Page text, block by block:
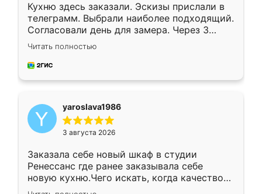
Кухню здесь заказали. Эскизы прислали в
телеграмм. Выбрали наиболее подходящий.
Согласовали день для замера. Через 3
недели кухня была уже готова. Остались
довольны работой. Спасибо Ренессанс
мебель за качественную работу!
Читать полностью
yaroslava1986
3 августа 2026
Заказала себе новый шкаф в студии
Ренессанс где ранее заказывала себе
новую кухню.Чего искать, когда качеством
вполне довольна. Служит кухня уже почти